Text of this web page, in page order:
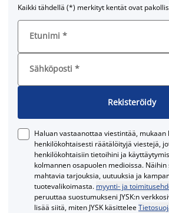
Kaikki tähdellä (*) merkityt kentät ovat
Etunimi *
Sähköposti *
Rekisteröidy
Haluan vastaanottaa viestintää, mukaan
henkilökohtaisesti räätälöityjä viestejä,
henkilökohtaisiin tietoihini ja
kolmannen osapuolen medioissa.
mahtavia tarjouksia, uutuuksia ja
tuotevalikoimasta. myynti- ja
peruuttaa suostumukseni JYSK:n
lisää siitä, miten JYSK käsittelee